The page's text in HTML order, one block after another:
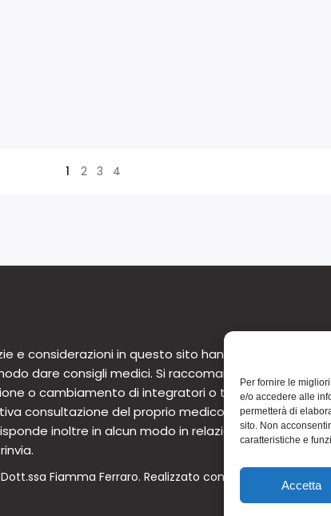
Per fornire le
e/o accedere alle
permetterà di
sito. Non
caratteristiche e
Accetta
1 2 3 4
e considerazioni in questo sito hanno carattere
dare consigli medici. Si raccomanda di non
o cambiamento di integratori o tantomeno
consultazione del proprio medico. Questo avviso
inoltre in alcun modo in relazione alle notizie
Fiamma Ferraro. Realizzato con WordPress e